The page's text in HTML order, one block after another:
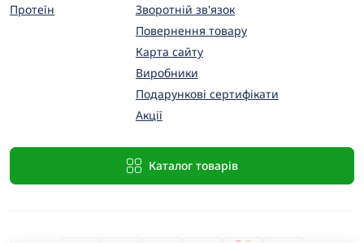
Протеїн
Зворотній зв'язок
Повернення товару
Карта сайту
Виробники
Подарункові сертифікати
Акції
Каталог товарів